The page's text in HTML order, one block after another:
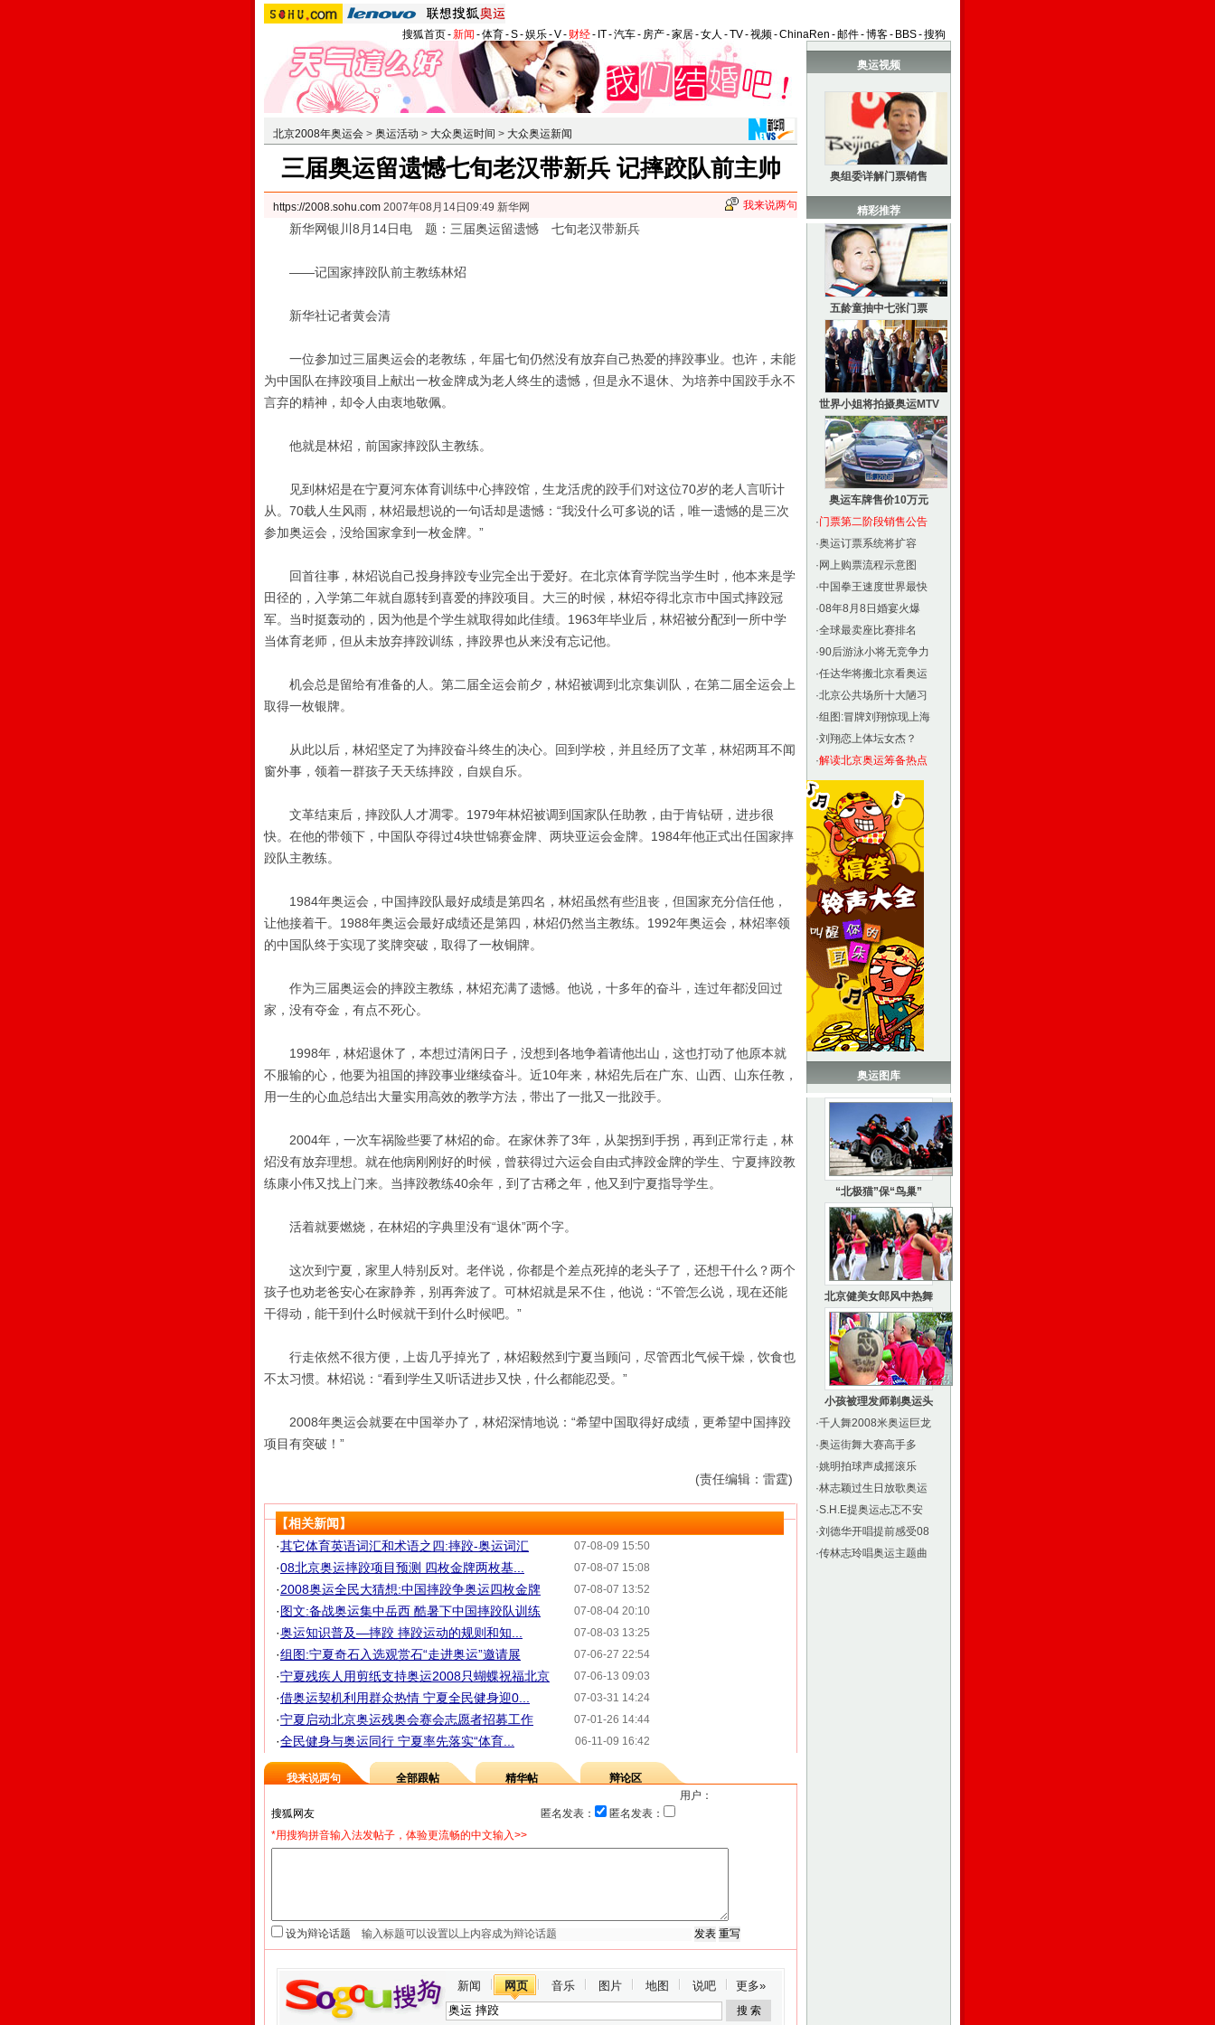
搜狐首页-新闻 -体育-S-娱乐-V- 财经- IT-汽车- 房产-家居-女人 -TV-视频-ChinaRen -邮件-博客- BBS-搜狗
北京2008年奥运会 > 奥运活动 > 大众奥运时间 > 大众奥运新闻
三届奥运留遗憾七旬老汉带新兵 记摔跤队前主帅
https://2008.sohu.com 2007年08月14日09:49 新华网 我来说两句
新华网银川8月14日电 题：三届奥运留遗憾 七旬老汉带新兵
——记国家摔跤队前主教练林炤
新华社记者黄会清
一位参加过三届奥运会的老教练，年届七旬仍然没有放弃自己热爱的摔跤事业。也许，未能
为中国队在摔跤项目上献出一枚金牌成为老人终生的遗憾，但是永不退休、为培养中国跤手永不
言弃的精神，却令人由衷地敬佩。
他就是林炤，前国家摔跤队主教练。
见到林炤是在宁夏河东体育训练中心摔跤馆，生龙活虎的跤手们对这位70岁的老人言听计
从。70载人生风雨，林炤最想说的一句话却是遗憾：“我没什么可多说的话，唯一遗憾的是三次
参加奥运会，没给国家拿到一枚金牌。”
回首往事，林炤说自己投身摔跤专业完全出于爱好。在北京体育学院当学生时，他本来是学
田径的，入学第二年就自愿转到喜爱的摔跤项目。大三的时候，林炤夺得北京市中国式摔跤冠
军。当时挺轰动的，因为他是个学生就取得如此佳绩。1963年毕业后，林炤被分配到一所中学
当体育老师，但从未放弃摔跤训练，摔跤界也从来没有忘记他。
机会总是留给有准备的人。第二届全运会前夕，林炤被调到北京集训队，在第二届全运会上
取得一枚银牌。
从此以后，林炤坚定了为摔跤奋斗终生的决心。回到学校，并且经历了文革，林炤两耳不闻
窗外事，领着一群孩子天天练摔跤，自娱自乐。
文革结束后，摔跤队人才凋零。1979年林炤被调到国家队任助教，由于肯钻研，进步很
快。在他的带领下，中国队夺得过4块世锦赛金牌、两块亚运会金牌。1984年他正式出任国家摔
跤队主教练。
1984年奥运会，中国摔跤队最好成绩是第四名，林炤虽然有些沮丧，但国家充分信任他，
让他接着干。1988年奥运会最好成绩还是第四，林炤仍然当主教练。1992年奥运会，林炤率领
的中国队终于实现了奖牌突破，取得了一枚铜牌。
作为三届奥运会的摔跤主教练，林炤充满了遗憾。他说，十多年的奋斗，连过年都没回过
家，没有夺金，有点不死心。
1998年，林炤退休了，本想过清闲日子，没想到各地争着请他出山，这也打动了他原本就
不服输的心，他要为祖国的摔跤事业继续奋斗。近10年来，林炤先后在广东、山西、山东任教，
用一生的心血总结出大量实用高效的教学方法，带出了一批又一批跤手。
2004年，一次车祸险些要了林炤的命。在家休养了3年，从架拐到手拐，再到正常行走，林
炤没有放弃理想。就在他病刚刚好的时候，曾获得过六运会自由式摔跤金牌的学生、宁夏摔跤教
练康小伟又找上门来。当摔跤教练40余年，到了古稀之年，他又到宁夏指导学生。
活着就要燃烧，在林炤的字典里没有“退休”两个字。
这次到宁夏，家里人特别反对。老伴说，你都是个差点死掉的老头子了，还想干什么？两个
孩子也劝老爸安心在家静养，别再奔波了。可林炤就是呆不住，他说：“不管怎么说，现在还能
干得动，能干到什么时候就干到什么时候吧。”
行走依然不很方便，上齿几乎掉光了，林炤毅然到宁夏当顾问，尽管西北气候干燥，饮食也
不太习惯。林炤说：“看到学生又听话进步又快，什么都能忍受。”
2008年奥运会就要在中国举办了，林炤深情地说：“希望中国取得好成绩，更希望中国摔跤
项目有突破！”
(责任编辑：雷霆)
【相关新闻】
07-08-09 15:50
·其它体育英语词汇和术语之四:摔跤-奥运词汇
07-08-07 15:08
·08北京奥运摔跤项目预测 四枚金牌两枚基...
07-08-07 13:52
·2008奥运全民大猜想:中国摔跤争奥运四枚金牌
07-08-04 20:10
·图文:备战奥运集中岳西 酷暑下中国摔跤队训练
07-08-03 13:25
·奥运知识普及—摔跤 摔跤运动的规则和知...
07-06-27 22:54
·组图:宁夏奇石入选观赏石“走进奥运”邀请展
07-06-13 09:03
·宁夏残疾人用剪纸支持奥运2008只蝴蝶祝福北京
07-03-31 14:24
·借奥运契机利用群众热情 宁夏全民健身迎0...
07-01-26 14:44
·宁夏启动北京奥运残奥会赛会志愿者招募工作
06-11-09 16:42
·全民健身与奥运同行 宁夏率先落实“体育...
我来说两句 全部跟帖 精华帖
辩论区
用户：
匿名发表：
匿名发表：
*用搜狗拼音输入法发帖子，体验更流畅的中文输入>>
设为辩论话题
新闻 网页 音乐 图片 地图 说吧 更多»
奥运视频
奥组委详解门票销售
精彩推荐
五龄童抽中七张门票
世界小姐将拍摄奥运MTV
奥运车牌售价10万元
·门票第二阶段销售公告
·奥运订票系统将扩容
· 网上购票流程示意图
·中国拳王速度世界最快
·08年8月8日婚宴火爆
·全球最卖座比赛排名
·90后游泳小将无竞争力
·任达华将搬北京看奥运
·北京公共场所十大陋习
·组图:冒牌刘翔惊现上海
·刘翔恋上体坛女杰？
·解读北京奥运筹备热点
奥运图库
“北极猫”保“鸟巢”
北京健美女郎风中热舞
小孩被理发师剃奥运头
·千人舞2008米奥运巨龙
·奥运街舞大赛高手多
·姚明拍球声成摇滚乐
·林志颖过生日放歌奥运
·S.H.E提奥运忐忑不安
·刘德华开唱提前感受08
·传林志玲唱奥运主题曲